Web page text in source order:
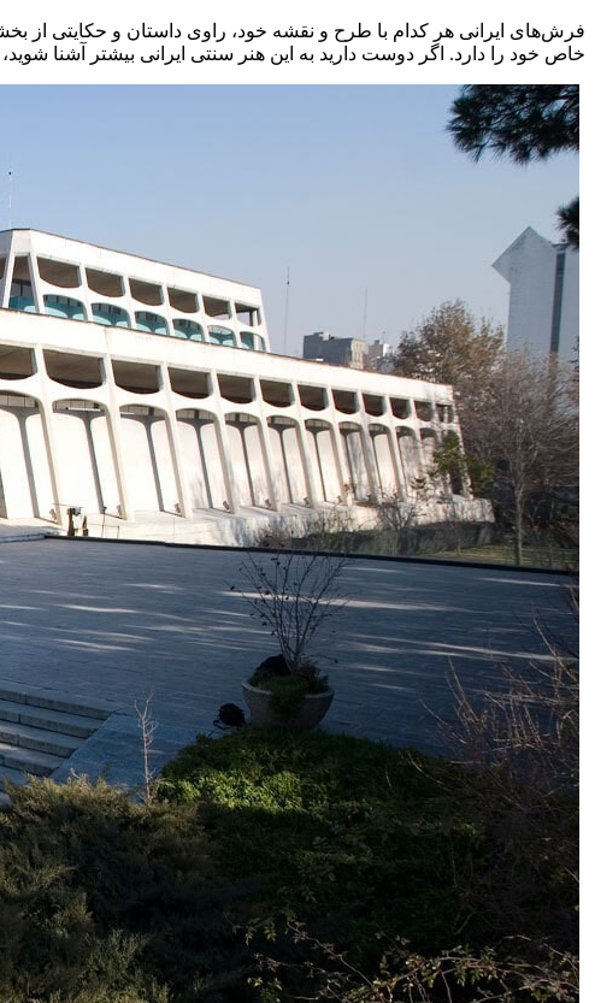
فرش‌های ایرانی هر کدام با طرح و نقشه خود، راوی داستان و حکایتی از
خاص خود را دارد. اگر دوست دارید به این هنر سنتی ایرانی بیشتر آشنا